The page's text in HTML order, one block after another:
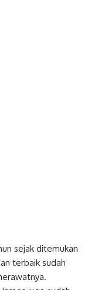
sejak ditemukan
terbaik sudah